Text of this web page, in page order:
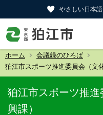
やさしい日本語
ホーム
会議録のひろば
狛江市スポーツ推進委員会（文
狛江市スポーツ推
興課）